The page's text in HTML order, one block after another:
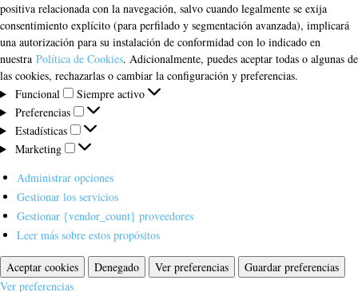
positiva relacionada con la navegación, salvo cuando legalmente se exija
consentimiento explícito (para perfilado y segmentación avanzada), implicará
una autorización para su instalación de conformidad con lo indicado en
nuestra Política de Cookies. Adicionalmente, puedes aceptar todas o algunas de
las cookies, rechazarlas o cambiar la configuración y preferencias.
Funcional
Funcional
Siempre activo
Preferencias
Preferencias
Estadísticas
Estadísticas
Marketing
Marketing
Administrar opciones
Gestionar los servicios
Gestionar {vendor_count} proveedores
Leer más sobre estos propósitos
Aceptar cookies Denegado Ver preferencias
Guardar preferencias
Ver preferencias